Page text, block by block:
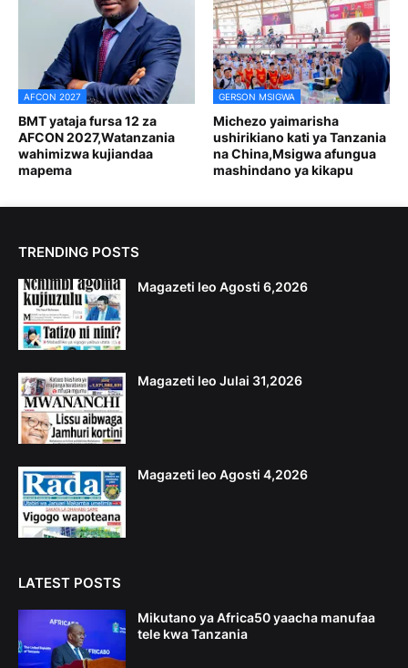
AFCON 2027
BMT yataja fursa 12 za
AFCON 2027,Watanzania
wahimizwa kujiandaa
mapema
GERSON MSIGWA
Michezo yaimarisha
ushirikiano kati ya Tanzania
na China,Msigwa afungua
mashindano ya kikapu
TRENDING POSTS
Magazeti leo Agosti 6,2026
Magazeti leo Julai 31,2026
Magazeti leo Agosti 4,2026
LATEST POSTS
Mikutano ya Africa50 yaacha manufaa
tele kwa Tanzania